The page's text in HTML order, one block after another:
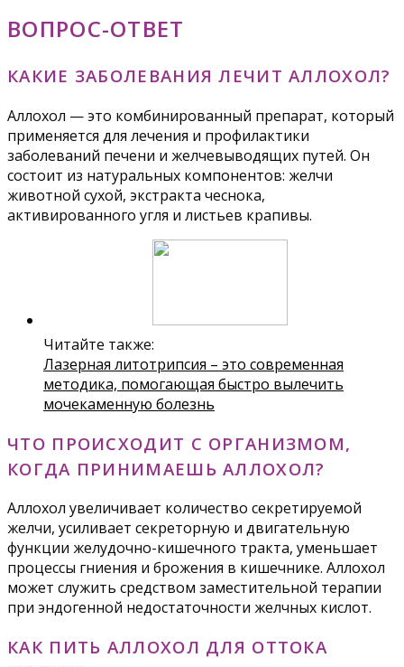
ВОПРОС-ОТВЕТ
КАКИЕ ЗАБОЛЕВАНИЯ ЛЕЧИТ АЛЛОХОЛ?
Аллохол — это комбинированный препарат, который
применяется для лечения и профилактики
заболеваний печени и желчевыводящих путей. Он
состоит из натуральных компонентов: желчи
животной сухой, экстракта чеснока,
активированного угля и листьев крапивы.
Читайте также:
Лазерная литотрипсия – это современная
методика, помогающая быстро вылечить
мочекаменную болезнь
ЧТО ПРОИСХОДИТ С ОРГАНИЗМОМ,
КОГДА ПРИНИМАЕШЬ АЛЛОХОЛ?
Аллохол увеличивает количество секретируемой
желчи, усиливает секреторную и двигательную
функции желудочно-кишечного тракта, уменьшает
процессы гниения и брожения в кишечнике. Аллохол
может служить средством заместительной терапии
при эндогенной недостаточности желчных кислот.
КАК ПИТЬ АЛЛОХОЛ ДЛЯ ОТТОКА